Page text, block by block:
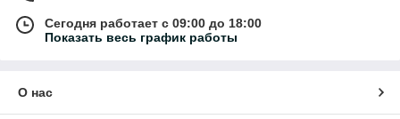
Сегодня работает с 09:00 до 18:00
Показать весь график работы
О нас